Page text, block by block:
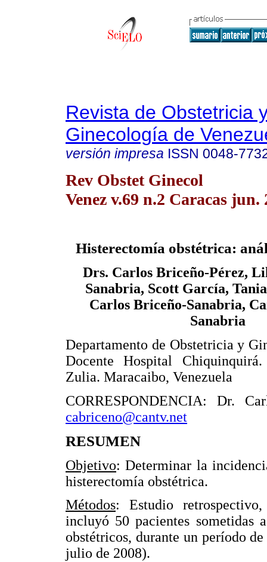
Revista de Obstetricia
Ginecología de
versión impresa ISSN 0048-
Rev Obstet Ginecol
Venez v.69 n.2 Caracas jun.
Histerectomía obstétrica:
Drs. Carlos Briceño-Pérez,
Sanabria, Scott García,
Carlos Briceño-Sanabria,
Sanabria
Departamento de Obstetricia y
Docente Hospital
Zulia. Maracaibo, Venezuela
CORRESPONDENCIA: Dr.
cabriceno@cantv.net
RESUMEN
Objetivo: Determinar la
histerectomía obstétrica.
Métodos: Estudio
incluyó 50 pacientes sometidas
obstétricos, durante un período
julio de 2008).